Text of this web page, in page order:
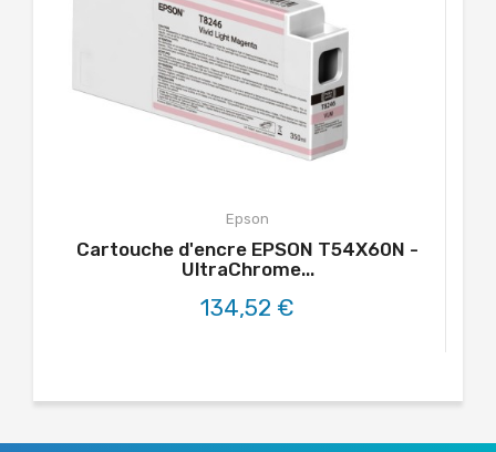
Epson
Cartouche d'encre EPSON T54X60N -
UltraChrome...
134,52 €